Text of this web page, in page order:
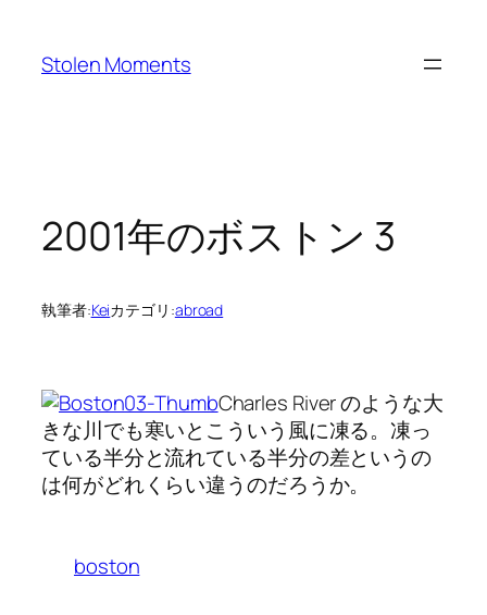
Stolen Moments
2001年のボストン 3
執筆者:Keiカテゴリ:abroad
Charles River のような大
きな川でも寒いとこういう風に凍る。凍っ
ている半分と流れている半分の差というの
は何がどれくらい違うのだろうか。
boston